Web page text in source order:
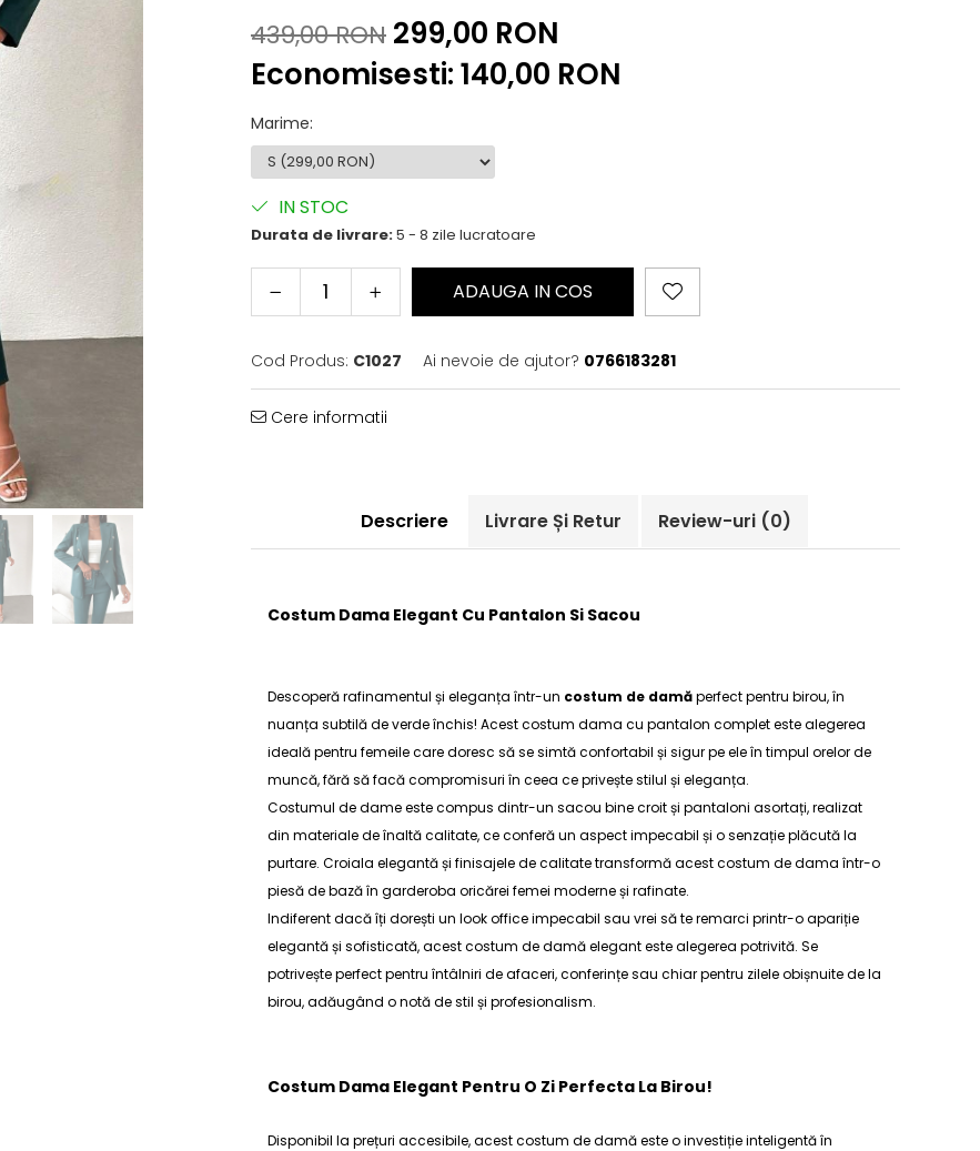
439,00 RON 299,00 RON
Economisesti:140,00 RON
Marime:
IN STOC
Durata de livrare:5 - 8 zile lucratoare
ADAUGA IN COS
Cod Produs: C1027 Ai nevoie de ajutor? 0766183281
Cere informatii
Descriere Livrare Și Retur Review-uri (0)
Costum Dama Elegant Cu Pantalon Si Sacou
Descoperă rafinamentul și eleganța într-un costum de damăperfect pentru birou, în
nuanța subtilă de verde închis! Acestcostum dama cu pantalon complet este alegerea
ideală pentru femeile care doresc să se simtă confortabil și sigur pe ele în timpul orelor de
muncă, fără să facă compromisuri în ceea ce privește stilul și eleganța.
Costumul de dame este compus dintr-un sacou bine croit și pantaloni asortați, realizat
din materiale de înaltă calitate, ce conferă un aspect impecabil și o senzație plăcută la
purtare. Croiala elegantă și finisajele de calitate transformă acestcostum de dama într-o
piesă de bază în garderoba oricărei femei moderne și rafinate.
Indiferent dacă îți dorești un look office impecabil sau vrei să te remarci printr-o apariție
elegantă și sofisticată, acestcostum de damă eleganteste alegerea potrivită. Se
potrivește perfect pentru întâlniri de afaceri, conferințe sau chiar pentru zilele obișnuite de la
birou, adăugând o notă de stil și profesionalism.
Costum Dama Elegant Pentru O Zi Perfecta La Birou!
Disponibil la prețuri accesibile, acest costum de damă este o investiție inteligentă în